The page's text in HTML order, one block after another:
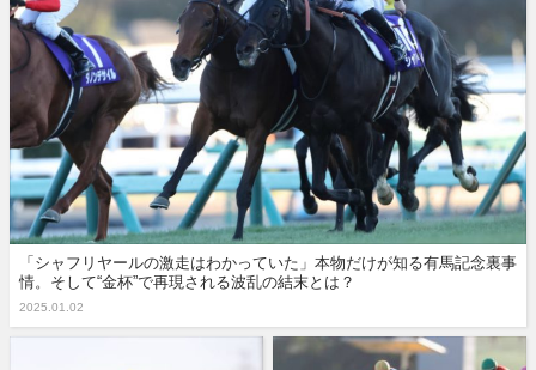
「シャフリヤールの激走はわかっていた」本物だけが知る有馬記念裏事
情。そして“金杯”で再現される波乱の結末とは？
2025.01.02